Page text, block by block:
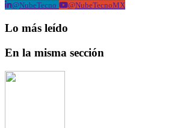
@NubeTecno
@NubeTecnoMX
Lo más leído
En la misma sección